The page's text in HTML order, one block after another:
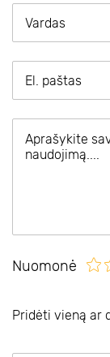
Nuomonė
Pridėti vieną ar